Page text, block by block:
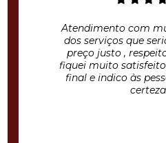
Atendimento com
dos serviços que
preço justo ,
fiquei muito
final e indico às